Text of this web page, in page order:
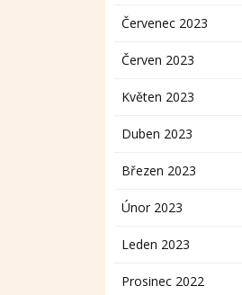
Červenec 2023
Červen 2023
Květen 2023
Duben 2023
Březen 2023
Únor 2023
Leden 2023
Prosinec 2022